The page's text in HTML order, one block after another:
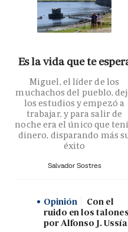
Es la vida que te
Miguel, el líder de los
muchachos del pueblo,
los estudios y empezó a
trabajar, y para salir de
noche era el único que
dinero, disparando más
éxito
Salvador Sostres
Opinión
Con el
ruido en los
por Alfonso J. Ussía